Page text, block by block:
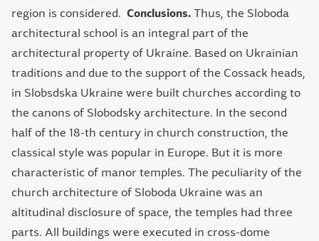
region is considered.
Conclusions. Thus, the Sloboda
architectural school is an integral part of the
architectural property of Ukraine. Based on Ukrainian
traditions and due to the support of the Cossack heads,
in Slobsdska Ukraine were built churches according to
the canons of Slobodsky architecture. In the second
half of the 18-th century in church construction, the
classical style was popular in Europe. But it is more
characteristic of manor temples. The peculiarity of the
church architecture of Sloboda Ukraine was an
altitudinal disclosure of space, the temples had three
parts. All buildings were executed in cross-dome